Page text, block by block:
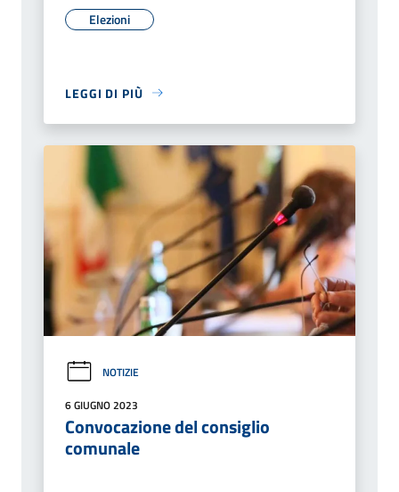
Elezioni
LEGGI DI PIÙ
NOTIZIE
6 GIUGNO 2023
Convocazione del consiglio
comunale